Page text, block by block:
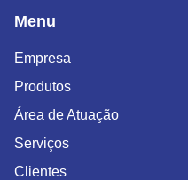
Menu
Empresa
Produtos
Área de Atuação
Serviços
Clientes